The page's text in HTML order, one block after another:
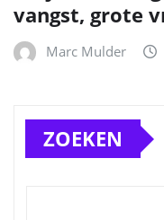
vangst, grote
Marc Mulder
ZOEKEN